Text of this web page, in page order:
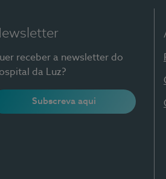
receber a newsletter do
da Luz?
Subscreva aqui